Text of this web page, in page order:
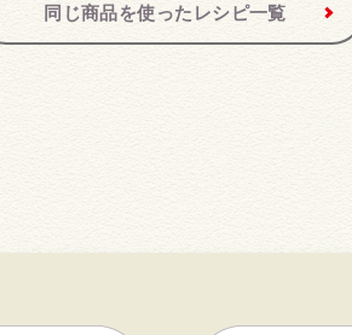
同じ商品を使ったレシピ一覧